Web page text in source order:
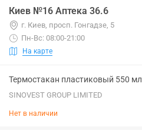
Киев №16 Аптека 36.6
г. Киев, просп. Гонгадзе, 5
Пн-Вс: 08:00-21:00
На карте
Термостакан пластиковый 550 мл
SINOVEST GROUP LIMITED
Нет в наличии